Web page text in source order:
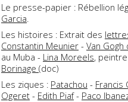
Le presse-papier : Rébellion
Garcia
Les histoires : Extrait des
Constantin Meunier - Van Gogh
au Muba - Lina Moreels,
Borinage (doc)
Les ziques : Patachou - Francis
Ogeret - Edith Piaf- Paco